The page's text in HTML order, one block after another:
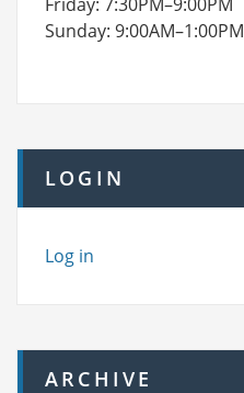
Sunday: 9:00AM–1:00PM
LOGIN
Log in
ARCHIVE